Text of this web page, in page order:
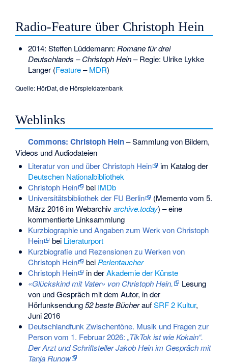
Radio-Feature über Christoph Hein
2014: Steffen Lüddemann: Romane für drei
Deutschlands – Christoph Hein– Regie: Ulrike Lykke
Langer(Feature–MDR)
Quelle: HörDat, die Hörspieldatenbank
Weblinks
Commons: Christoph Hein– Sammlung von Bildern,
Videos und Audiodateien
Literatur von und über Christoph Hein
im Katalog der
Deutschen Nationalbibliothek
Christoph Hein
bei IMDb
Universitätsbibliothek der FU Berlin
(Mementovom 5.
März 2016 im Webarchivarchive.today) – eine
kommentierte Linksammlung
Kurzbiographie und Angaben zum Werk von Christoph
Hein
bei Literaturport
Kurzbiografie und Rezensionen zu Werken von
Christoph Hein
bei Perlentaucher
Christoph Hein
in derAkademie der Künste
«Glückskind mit Vater» von Christoph Hein.
Lesung
von und Gespräch mit dem Autor, in der
Hörfunksendung52 beste BücheraufSRF 2 Kultur,
Juni 2016
Deutschlandfunk Zwischentöne. Musik und Fragen zur
Person vom 1. Februar 2026: „TikTok ist wie Kokain“.
Der Arzt und Schriftsteller Jakob Hein im Gespräch mit
Tanja Runow